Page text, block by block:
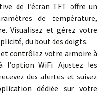
de l’écran TFT offre un
de température,
Visualisez et gérez votre
du bout des doigts.
contrôlez votre armoire à
l’option WiFi. Ajustez les
des alertes et suivez
dédiée sur votre